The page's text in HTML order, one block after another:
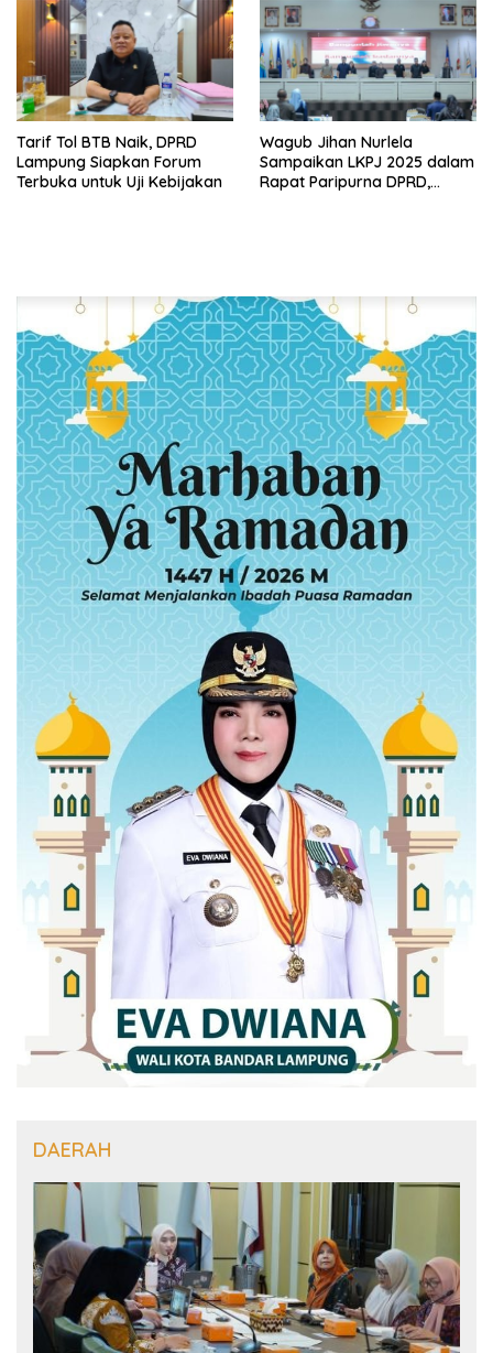
Rapat Paripurna DPRD
Lampung
Rapat Paripurna DPRD
Lampung
Tarif Tol BTB Naik, DPRD
Lampung Siapkan Forum
Terbuka untuk Uji Kebijakan
Wagub Jihan Nurlela
Sampaikan LKPJ 2025 dalam
Rapat Paripurna DPRD,
DAERAH